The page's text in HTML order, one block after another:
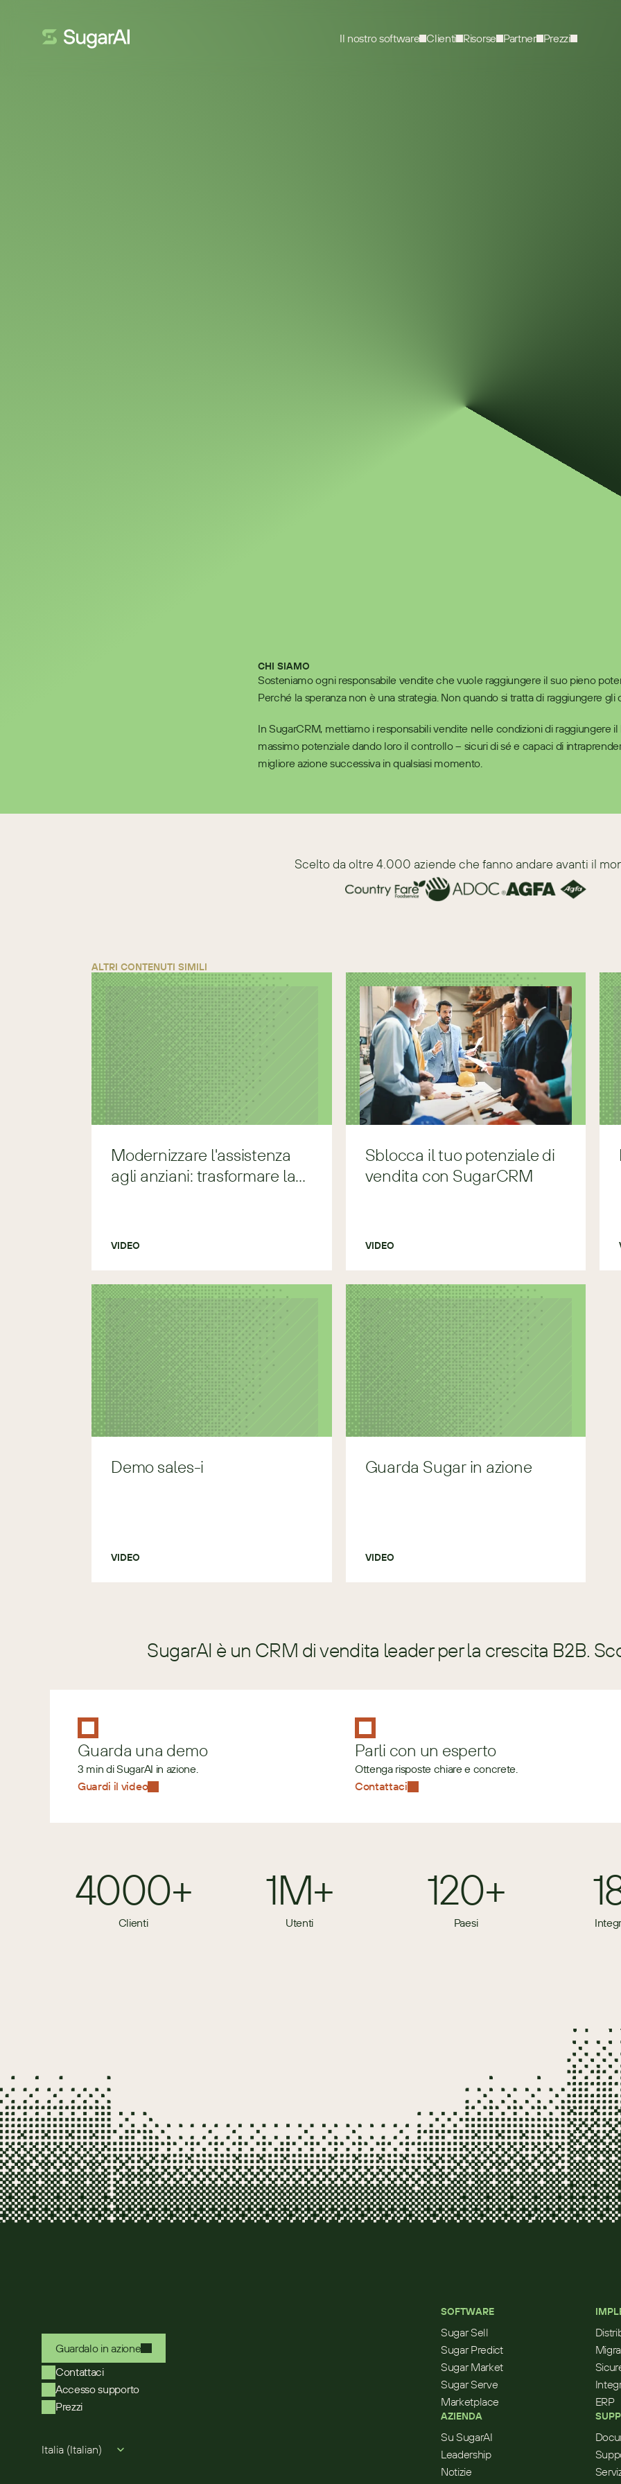
Il nostro software Clienti Risorse Partner Prezzi
CHI SIAMO
Sosteniamo ogni responsabile vendite che vuole raggiungere il suo pieno
Perché la speranza non è una strategia. Non quando si tratta di raggiungere gli
In SugarCRM, mettiamo i responsabili vendite nelle condizioni di raggiungere il
massimo potenziale dando loro il controllo – sicuri di sé e capaci di
migliore azione successiva in qualsiasi momento.
Scelto da oltre 4.000 aziende che fanno andare avanti il
ALTRI CONTENUTI SIMILI
Modernizzare l'assistenza
agli anziani: trasformare la
VIDEO
Sblocca il tuo potenziale di
vendita con SugarCRM
VIDEO
Demo sales-i
VIDEO
Guarda Sugar in azione
VIDEO
SugarAI è un CRM di vendita leader per la crescita B2B.
Guarda una demo
3 min di SugarAI in azione.
Guardi il video
Parli con un esperto
Ottenga risposte chiare e concrete.
Contattaci
4000+
Clienti
1M+
Utenti
120+
Paesi
Guardalo in azione
Contattaci
Accesso supporto
Prezzi
Italia (Italian)
SOFTWARE
Sugar Sell
Sugar Predict
Sugar Market
Sugar Serve
Marketplace
AZIENDA
Su SugarAI
Leadership
Notizie
ERP